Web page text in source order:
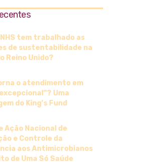
NHS tem trabalhado as
de sustentabilidade na
Reino Unido?
o atendimento em
Uma
do King’s Fund
Ação Nacional de
e Controle da
aos Antimicrobianos
de Uma Só Saúde